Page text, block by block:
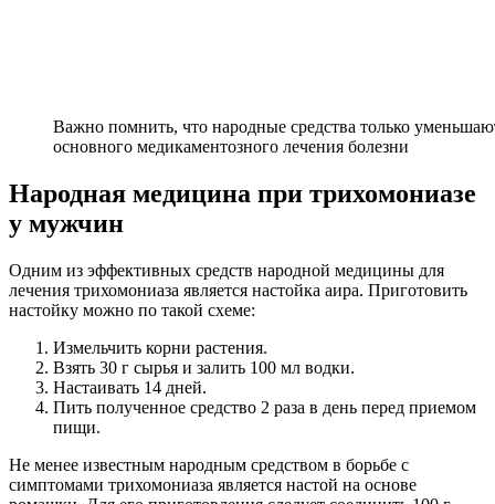
Важно помнить, что народные средства только
основного медикаментозного лечения болезни
Народная медицина при трихомониазе
у мужчин
Одним из эффективных средств народной медицины для
лечения трихомониаза является настойка аира. Приготовить
настойку можно по такой схеме:
Измельчить корни растения.
Взять 30 г сырья и залить 100 мл водки.
Настаивать 14 дней.
Пить полученное средство 2 раза в день перед приемом
пищи.
Не менее известным народным средством в борьбе с
симптомами трихомониаза является настой на основе